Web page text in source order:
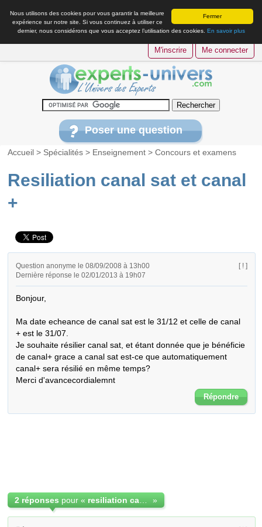
Fermer
Nous utilisons des cookies pour vous garantir la meilleure
expérience sur notre site. Si vous continuez à utiliser ce
dernier, nous considérons que vous acceptez l’utilisation des cookies. En savoir plus
M'inscrire Me connecter
Poser une question
Accueil > Spécialités > Enseignement >Concours et examens
Resiliation canal sat et canal
+
Question anonyme le 08/09/2008 à 13h00
Dernière réponse le 02/01/2013 à 19h07
[ ! ]
Bonjour,
Ma date echeance de canal sat est le 31/12 et celle de canal
+ est le 31/07.
Je souhaite résilier canal sat, et étant donnée que je bénéficie
de canal+ grace a canal sat est-ce que automatiquement
canal+ sera résilié en même temps?
Merci d'avancecordialemnt
Répondre
2 réponses pour « »